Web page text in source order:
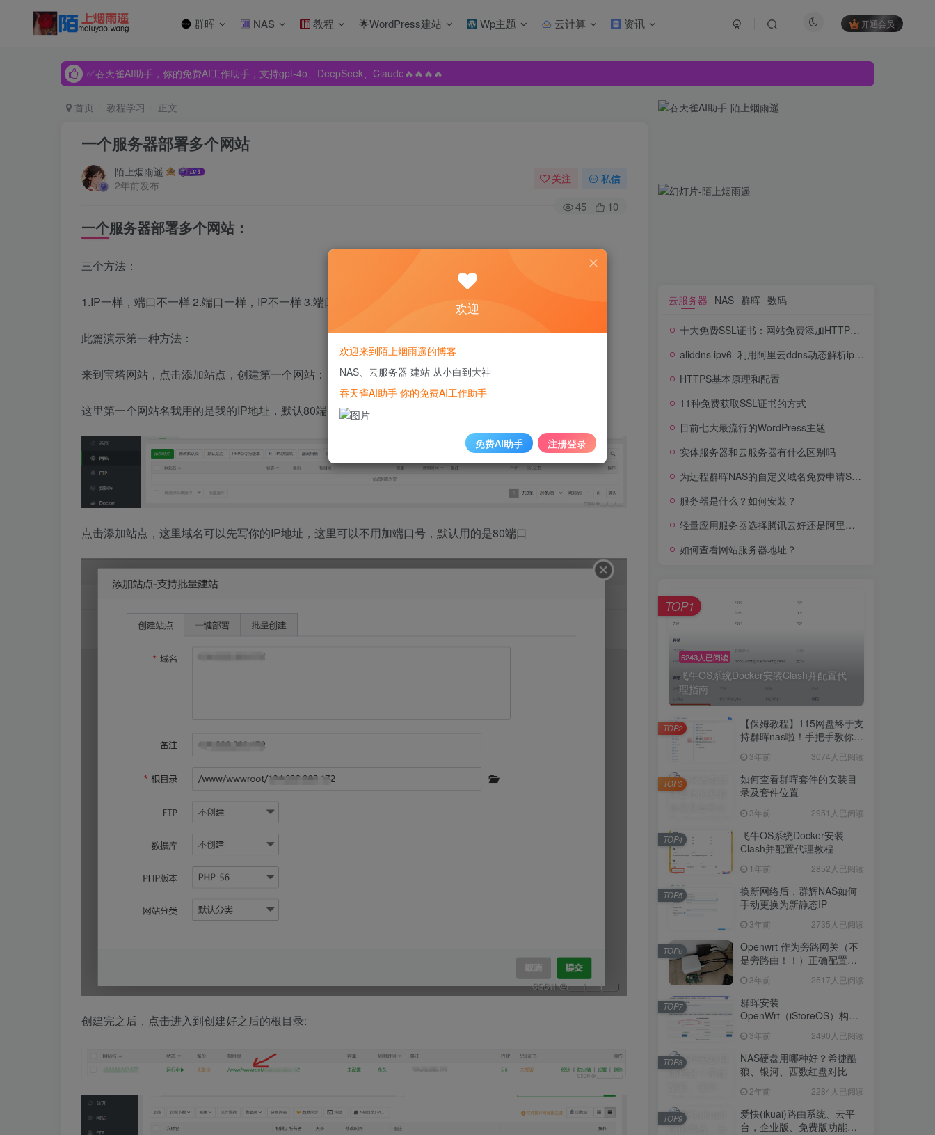
群晖 NAS 教程 🌟WordPress建站 Wp主题 云计算 资讯 开通会员
✅吞天雀AI助手，你的免费AI工作助手，支持gpt-4o、DeepSeek、Claude🔥🔥🔥🔥
✅吞天雀AI助手，你的免费AI工作助手，支持gpt-4o、DeepSeek、Claude🔥🔥🔥🔥
首页 教程学习 正文
一个服务器部署多个网站
陌上烟雨遥
2年前发布
关注 私信
45 10
一个服务器部署多个网站：
三个方法：
1.IP一样，端口不一样 2.端口一样，IP不一样 3.端口一样，IP一样，绑定的域名不一样
此篇演示第一种方法：
来到宝塔网站，点击添加站点，创建第一个网站：
这里第一个网站名我用的是我的IP地址，默认80端口。
点击添加站点，这里域名可以先写你的IP地址，这里可以不用加端口号，默认用的是80端口
创建完之后，点击进入到创建好之后的根目录:
云服务器 NAS 群晖 数码
十大免费SSL证书：网站免费添加HTTPS加密
aliddns ipv6_利用阿里云ddns动态解析ipv6地址
HTTPS基本原理和配置
11种免费获取SSL证书的方式
目前七大最流行的WordPress主题
实体服务器和云服务器有什么区别吗
为远程群晖NAS的自定义域名免费申请SSL证书
服务器是什么？如何安装？
轻量应用服务器选择腾讯云好还是阿里云好？
如何查看网站服务器地址？
5243人已阅读
飞牛OS系统Docker安装Clash并配置代
理指南
TOP1
【保姆教程】115网盘终于支
持群晖nas啦！手把手教你群
盘！3年前 3074人已阅读
TOP2
如何查看群晖套件的安装目
录及套件位置
3年前 2951人已阅读
TOP3
飞牛OS系统Docker安装
Clash并配置代理教程
1年前 2852人已阅读
TOP4
换新网络后，群辉NAS如何
手动更换为新静态IP
3年前 2735人已阅读
TOP5
Openwrt 作为旁路网关（不
是旁路由！！）正确配置方
3年前 2517人已阅读
TOP6
群晖安装
OpenWrt（iStoreOS）构建
3年前 2490人已阅读
TOP7
NAS硬盘用哪种好？希捷酷
狼、银河、西数红盘对比
2年前 2284人已阅读
TOP8
爱快(ikuai)路由系统、云平
台，企业版、免费版功能对
TOP9
欢迎
欢迎来到陌上烟雨遥的博客
NAS、云服务器 建站 从小白到大神
吞天雀AI助手 你的免费AI工作助手
免费AI助手 注册登录